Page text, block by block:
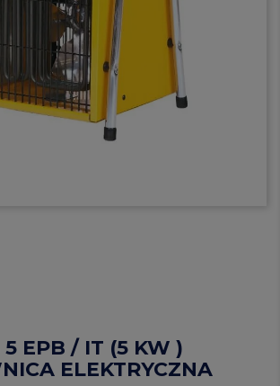
5 EPB / IT (5 KW )
ELEKTRYCZNA